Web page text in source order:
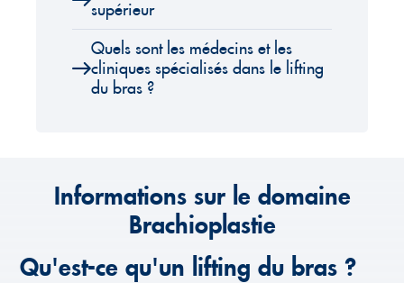
supérieur
Quels sont les médecins et les
cliniques spécialisés dans le lifting
du bras ?
Informations sur le domaine
Brachioplastie
Qu'est-ce qu'un lifting du bras ?